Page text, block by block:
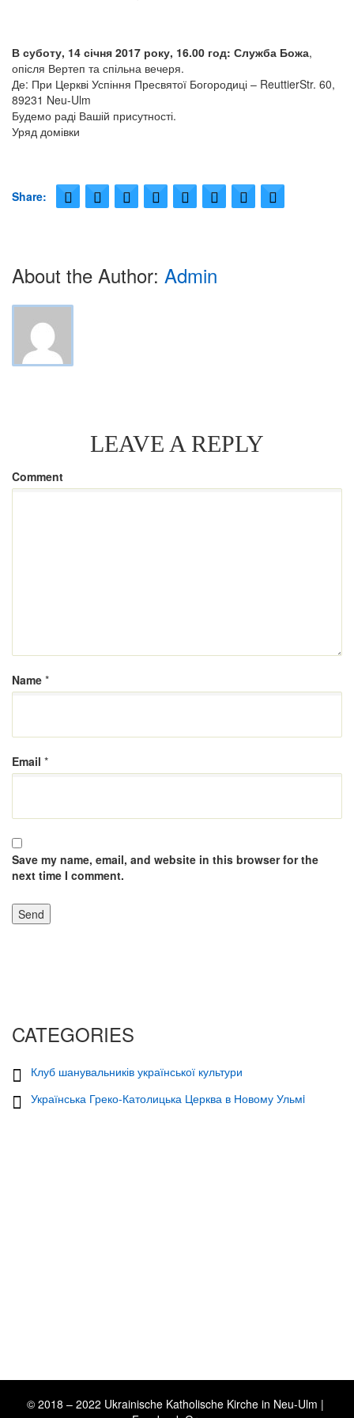
Подiї
Богослужiння
Impressum
В суботу, 14 січня 2017 року, 16.00 год: Служба Божа,
опісля Вертеп та спільна вечеря.
Де: При Церкві Успіння Пресвятої Богородиці – ReuttierStr. 60,
89231 Neu-Ulm
Будемо раді Вашій присутності.
Уряд домівки
Share:
About the Author: Admin
LEAVE A REPLY
Comment
Name *
Email *
Save my name, email, and website in this browser for the
next time I comment.
CATEGORIES
Клуб шанувальників української культури
Українська Греко-Католицька Церква в Новому Ульмi
© 2018 – 2022 Ukrainische Katholische Kirche in Neu-Ulm |